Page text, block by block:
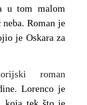
u tom malom
Roman je
je Oskara za
roman
Lorenco je